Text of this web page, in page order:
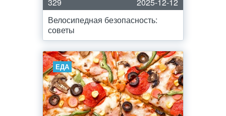
Велосипедная безопасность:
советы
ЕДА